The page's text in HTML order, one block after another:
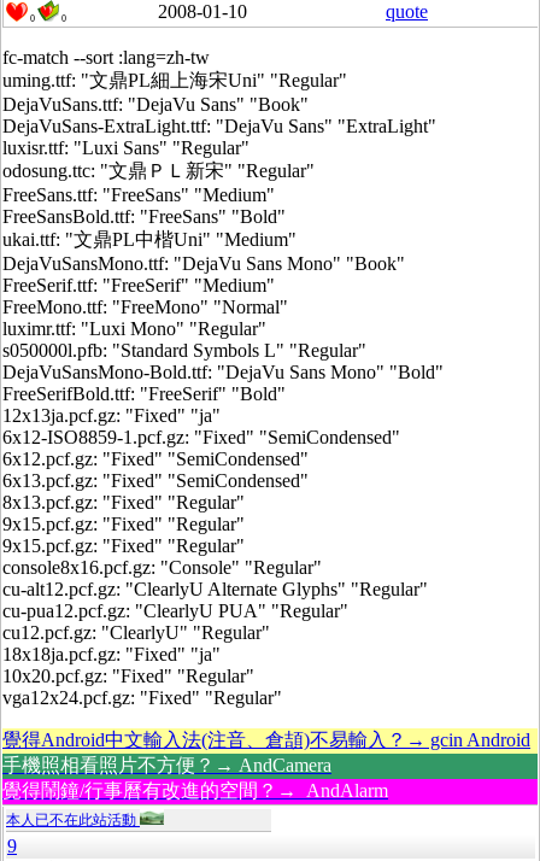
0 0 2008-01-10 quote
fc-match --sort :lang=zh-tw
uming.ttf: "文鼎PL細上海宋Uni" "Regular"
DejaVuSans.ttf: "DejaVu Sans" "Book"
DejaVuSans-ExtraLight.ttf: "DejaVu Sans" "ExtraLight"
luxisr.ttf: "Luxi Sans" "Regular"
odosung.ttc: "文鼎ＰＬ新宋" "Regular"
FreeSans.ttf: "FreeSans" "Medium"
FreeSansBold.ttf: "FreeSans" "Bold"
ukai.ttf: "文鼎PL中楷Uni" "Medium"
DejaVuSansMono.ttf: "DejaVu Sans Mono" "Book"
FreeSerif.ttf: "FreeSerif" "Medium"
FreeMono.ttf: "FreeMono" "Normal"
luximr.ttf: "Luxi Mono" "Regular"
s050000l.pfb: "Standard Symbols L" "Regular"
DejaVuSansMono-Bold.ttf: "DejaVu Sans Mono" "Bold"
FreeSerifBold.ttf: "FreeSerif" "Bold"
12x13ja.pcf.gz: "Fixed" "ja"
6x12-ISO8859-1.pcf.gz: "Fixed" "SemiCondensed"
6x12.pcf.gz: "Fixed" "SemiCondensed"
6x13.pcf.gz: "Fixed" "SemiCondensed"
8x13.pcf.gz: "Fixed" "Regular"
9x15.pcf.gz: "Fixed" "Regular"
9x15.pcf.gz: "Fixed" "Regular"
console8x16.pcf.gz: "Console" "Regular"
cu-alt12.pcf.gz: "ClearlyU Alternate Glyphs" "Regular"
cu-pua12.pcf.gz: "ClearlyU PUA" "Regular"
cu12.pcf.gz: "ClearlyU" "Regular"
18x18ja.pcf.gz: "Fixed" "ja"
10x20.pcf.gz: "Fixed" "Regular"
vga12x24.pcf.gz: "Fixed" "Regular"
覺得Android中文輸入法(注音、倉頡)不易輸入？→ gcin Android
手機照相看照片不方便？→ AndCamera
覺得鬧鐘/行事曆有改進的空間？→ AndAlarm
本人已不在此站活動
9